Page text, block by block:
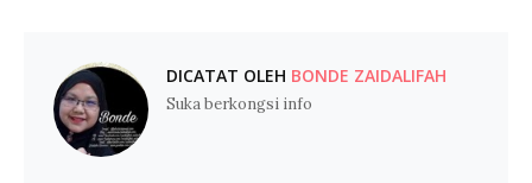
DICATAT OLEH BONDE ZAIDALIFAH
Suka berkongsi info